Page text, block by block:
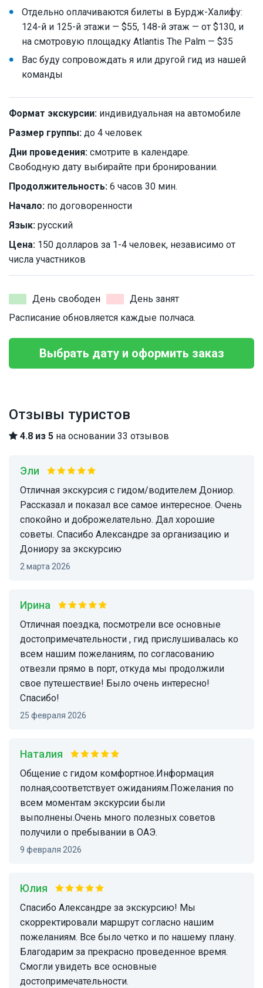
Отдельно оплачиваются билеты в Бурдж-Халифу:
124-й и 125-й этажи — $55, 148-й этаж — от $130, и
на смотровую площадку Atlantis The Palm — $35
Вас буду сопровождать я или другой гид из нашей
команды
Формат экскурсии: индивидуальная на автомобиле
Размер группы: до 4 человек
Дни проведения: смотрите в календаре.
Свободную дату выбирайте при бронировании.
Продолжительность: 6 часов 30 мин.
Начало: по договоренности
Язык: русский
Цена: 150 долларов за 1-4 человек, независимо от
числа участников
День свободен
День занят
Расписание обновляется каждые полчаса.
Выбрать дату и оформить заказ
Отзывы туристов
4.8 из 5 на основании 33 отзывов
Эли
отличная экскурсия с гидом/водителем Дониор.
Рассказал и показал все самое интересное. Очень
спокойно и доброжелательно. Дал хорошие
советы. Спасибо Александре за организацию и
Дониору за экскурсию
2 марта 2026
Ирина
Отличная поездка, посмотрели все основные
достопримечательности , гид прислушивалась ко
всем нашим пожеланиям, по согласованию
отвезли прямо в порт, откуда мы продолжили
свое путешествие! Было очень интересно!
Спасибо!
25 февраля 2026
Наталия
Общение с гидом комфортное.Информация
полная,соответствует ожиданиям.Пожелания по
всем моментам экскурсии были
выполнены.Очень много полезных советов
получили о пребывании в ОАЭ.
9 февраля 2026
Юлия
Спасибо Александре за экскурсию! Мы
скорректировали маршрут согласно нашим
пожеланиям. Все было четко и по нашему плану.
Благодарим за прекрасно проведенное время.
Смогли увидеть все основные
достопримечательности.